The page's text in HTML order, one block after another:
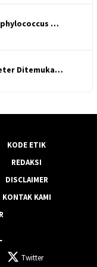
…
Ditemuka…
KODE ETIK
REDAKSI
DISCLAIMER
KONTAK KAMI
Twitter